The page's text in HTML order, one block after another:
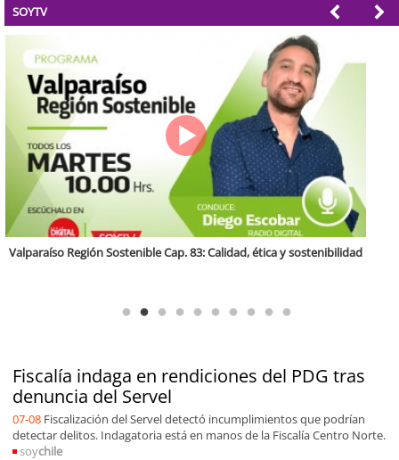
SOYTV
Fiscalía indaga en rendiciones del PDG tras
denuncia del Servel
07-08 Fiscalización del Servel detectó incumplimientos que podrían
detectar delitos. Indagatoria está en manos de la Fiscalía Centro Norte.
soychile